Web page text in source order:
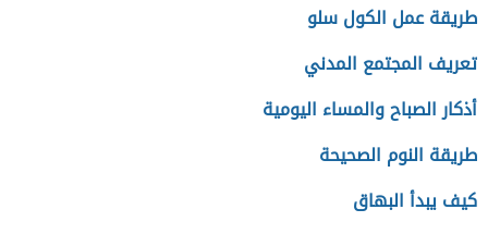
طريقة عمل الكول سلو
تعريف المجتمع المدني
أذكار الصباح والمساء اليومية
طريقة النوم الصحيحة
كيف يبدأ البهاق